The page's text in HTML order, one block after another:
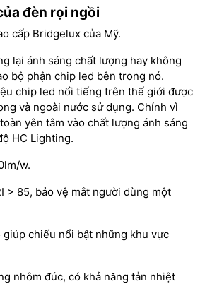
đèn rọi ngồi
cấp Bridgelux của Mỹ.
lại ánh sáng chất lượng hay không
bộ phận chip led bên trong nó.
chip led nổi tiếng trên thế giới được
và ngoài nước sử dụng. Chính vì
yên tâm vào chất lượng ánh sáng
HC Lighting.
w.
> 85, bảo vệ mắt người dùng một
giúp chiếu nổi bật những khu vực
nhôm đúc, có khả năng tản nhiệt